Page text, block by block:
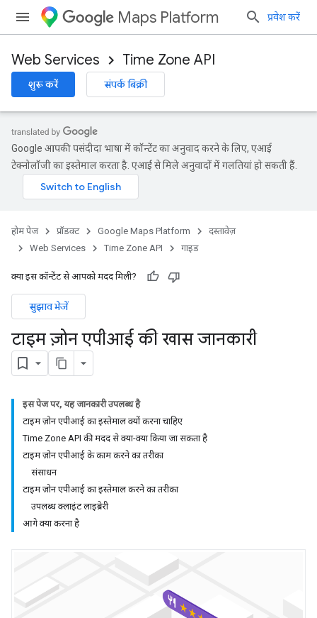
Maps Platform प्रवेश करें
Web Services Time Zone API
शुरू करें संपर्क बिक्री
Google आपकी पसंदीदा भाषा में कॉन्टेंट का अनुवाद करने के लिए, एआई
टेक्नोलॉजी का इस्तेमाल करता है. एआई से मिले अनुवादों में गलतियां हो सकती हैं.
होम पेज प्रॉडक्ट Google Maps Platform
दस्तावेज़
Web Services
Time Zone API गाइड
क्या इस कॉन्टेंट से आपको मदद मिली?
सुझाव भेजें
टाइम ज़ोन एपीआई की खास जानकारी
इस पेज पर, यह जानकारी उपलब्ध है
टाइम ज़ोन एपीआई का इस्तेमाल क्यों करना चाहिए
Time Zone API की मदद से क्या-क्या किया जा सकता है
टाइम ज़ोन एपीआई के काम करने का तरीका
संसाधन
टाइम ज़ोन एपीआई का इस्तेमाल करने का तरीका
उपलब्ध क्लाइंट लाइब्रेरी
आगे क्या करना है